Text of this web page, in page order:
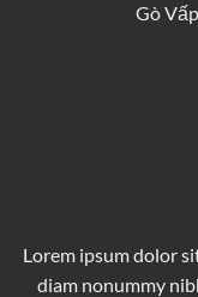
Gò
Lorem ipsum dolor
diam nonummy